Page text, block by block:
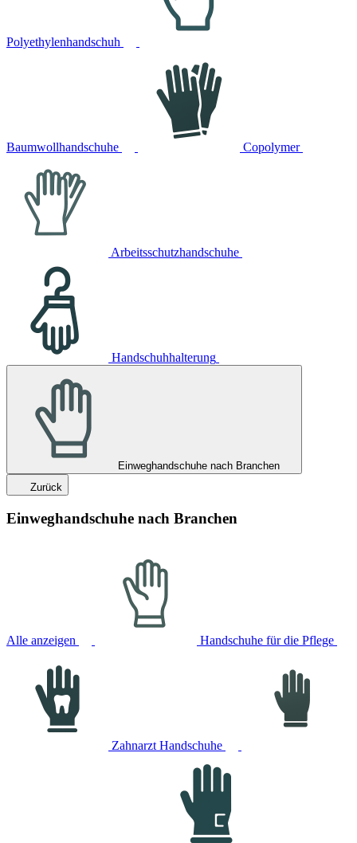
Polyethylenhandschuh
Baumwollhandschuhe Copolymer
Arbeitsschutzhandschuhe
Handschuhhalterung
Einweghandschuhe nach Branchen
Zurück
Einweghandschuhe nach Branchen
Alle anzeigen Handschuhe für die Pflege
Zahnarzt Handschuhe